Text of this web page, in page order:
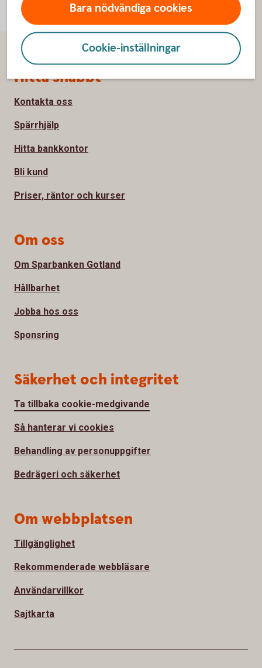
Bara nödvändiga cookies
Cookie-inställningar
Sidfot
Hitta snabbt
Kontakta oss
Spärrhjälp
Hitta bankkontor
Bli kund
Priser, räntor och kurser
Om oss
Om Sparbanken Gotland
Hållbarhet
Jobba hos oss
Sponsring
Säkerhet och integritet
Ta tillbaka cookie-medgivande
Så hanterar vi cookies
Behandling av personuppgifter
Bedrägeri och säkerhet
Om webbplatsen
Tillgänglighet
Rekommenderade webbläsare
Användarvillkor
Sajtkarta